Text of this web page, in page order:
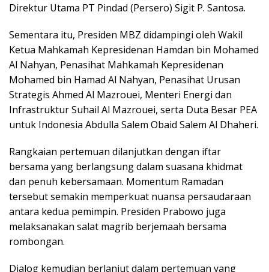
Direktur Utama PT Pindad (Persero) Sigit P. Santosa.
Sementara itu, Presiden MBZ didampingi oleh Wakil
Ketua Mahkamah Kepresidenan Hamdan bin Mohamed
Al Nahyan, Penasihat Mahkamah Kepresidenan
Mohamed bin Hamad Al Nahyan, Penasihat Urusan
Strategis Ahmed Al Mazrouei, Menteri Energi dan
Infrastruktur Suhail Al Mazrouei, serta Duta Besar PEA
untuk Indonesia Abdulla Salem Obaid Salem Al Dhaheri.
Rangkaian pertemuan dilanjutkan dengan iftar
bersama yang berlangsung dalam suasana khidmat
dan penuh kebersamaan. Momentum Ramadan
tersebut semakin memperkuat nuansa persaudaraan
antara kedua pemimpin. Presiden Prabowo juga
melaksanakan salat magrib berjemaah bersama
rombongan.
Dialog kemudian berlanjut dalam pertemuan yang